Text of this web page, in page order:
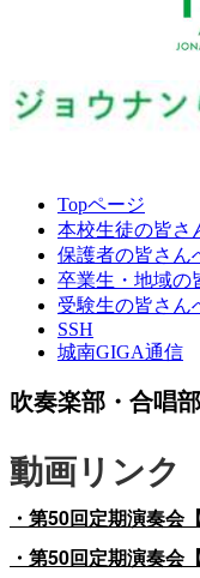
Topページ
本校生徒の皆さ
保護者の皆さん
卒業生・地域の
受験生の皆さん
SSH
城南GIGA通信
吹奏楽部・合唱部
動画リンク
・第50回定期演奏会
・第50回定期演奏会